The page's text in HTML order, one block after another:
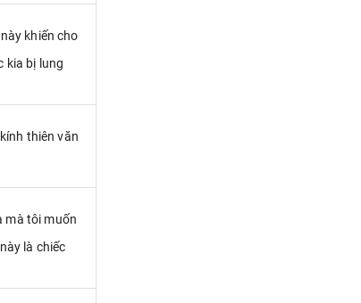
khiến cho
kia bị lung
thiên văn
mà tôi muốn
là chiếc